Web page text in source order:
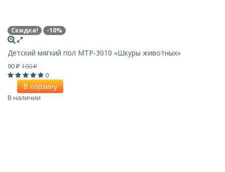
Скидка! -10%
Детский мягкий пол MTP-3010 «Шкуры животных»
90 ₽ 100₽
0
В корзину
В наличии